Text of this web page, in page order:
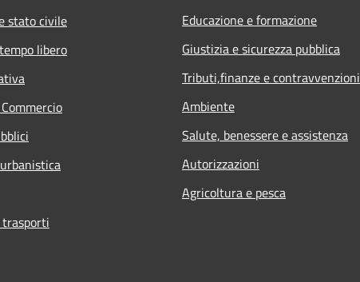
stato civile
libero
Educazione e formazione
Giustizia e sicurezza pubblica
Tributi,finanze e contravvenzioni
Ambiente
Salute, benessere e assistenza
Autorizzazioni
Agricoltura e pesca